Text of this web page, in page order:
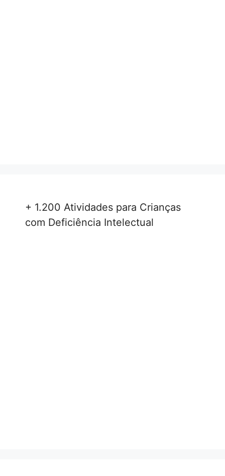
+ 1.200 Atividades para Crianças
com Deficiência Intelectual